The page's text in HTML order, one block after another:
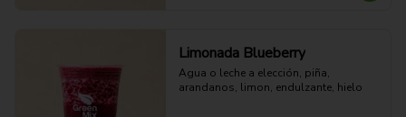
Limonada Blueberry
Agua o leche a elección, piña,
arandanos, limon, endulzante, hielo